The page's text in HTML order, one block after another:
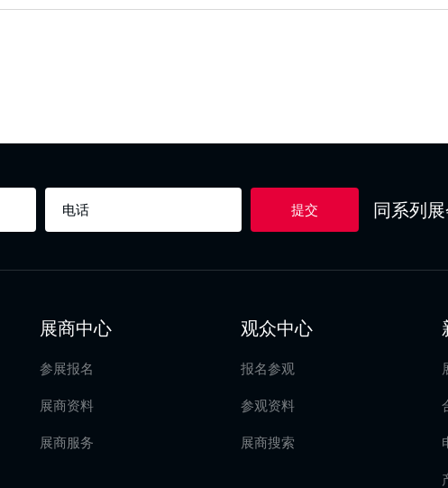
提交 同系列
展商中心
参展报名
展商资料
展商服务
观众中心
报名参观
参观资料
展商搜索